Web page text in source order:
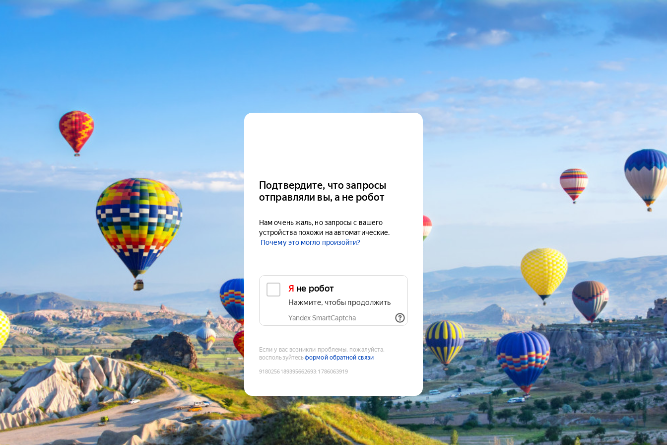
Подтвердите, что запросы
отправляли вы, а не робот
Нам очень жаль, но запросы с вашего
устройства похожи на автоматические.
Почему это могло произойти?
Я не робот
Нажмите, чтобы продолжить
Yandex SmartCaptcha
Если у вас возникли проблемы, пожалуйста,
воспользуйтесьформой обратной связи
9180256189395662693:1786063919